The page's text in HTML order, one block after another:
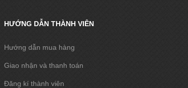
HƯỚNG DẪN THÀNH VIÊN
Hướng dẫn mua hàng
Giao nhận và thanh toán
Đăng kí thành viên